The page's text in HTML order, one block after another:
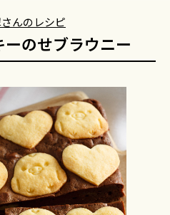
んのレシピ
のせブラウニー